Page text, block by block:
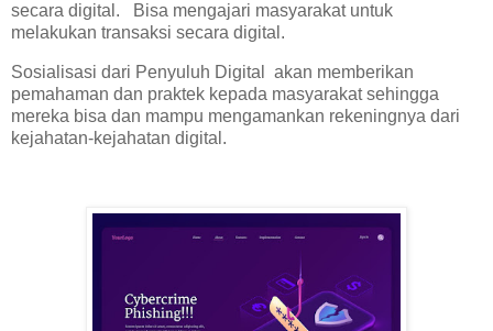
secara digital. Bisa mengajari masyarakat untuk
melakukan transaksi secara digital.
Sosialisasi dari Penyuluh Digital akan memberikan
pemahaman dan praktek kepada masyarakat sehingga
mereka bisa dan mampu mengamankan rekeningnya dari
kejahatan-kejahatan digital.